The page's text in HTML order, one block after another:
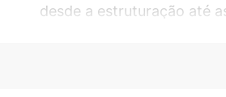
desde a estruturação até